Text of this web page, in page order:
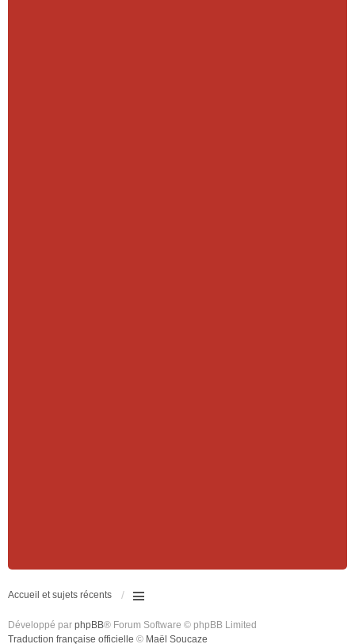
Accueil et sujets récents
Développé par phpBB® Forum Software © phpBB Limited
Traduction française officielle © Maël Soucaze